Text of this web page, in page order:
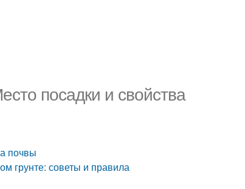
посадки и свойства
почвы
грунте: советы и правила